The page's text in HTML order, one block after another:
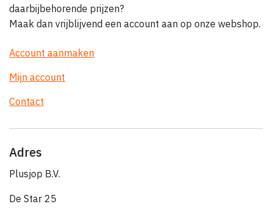
daarbijbehorende prijzen?
Maak dan vrijblijvend een account aan op onze webshop.
Account aanmaken
Mijn account
Contact
Adres
Plusjop B.V.
De Star 25